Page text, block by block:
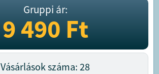
Gruppi ár:
9 490Ft
Vásárlások száma: 28